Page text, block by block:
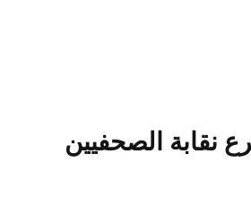
نقابة الصحفيين